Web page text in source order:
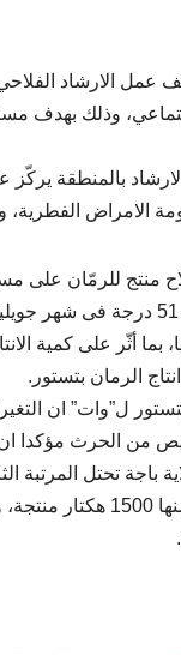
الارشاد الفلاحي
وذلك بهدف
بالمنطقة يركّز
الامراض
الحرارة التى وصلت الى
بما أثّر على كمية
الرمان بتستور.
ل”وات” ان
من الحرث مؤكدا
باجة تحتل